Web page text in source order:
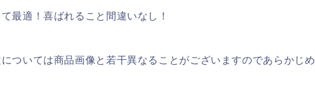
最適！喜ばれること間違いなし！
ついては商品画像と若干異なることがございますのであらかじめ